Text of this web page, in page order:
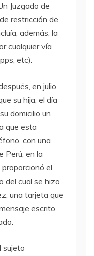
Juzgado de
restricción de
además, la
cualquier vía
etc).
en julio
su hija, el día
domicilio un
que esta
con una
Perú, en la
proporcionó el
del cual se hizo
una tarjeta que
escrito
sujeto